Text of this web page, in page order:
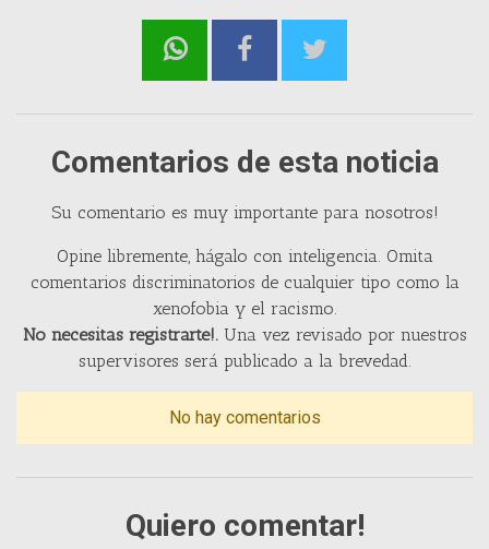
Comentarios de esta noticia
Su comentario es muy importante para nosotros!
Opine libremente, hágalo con inteligencia. Omita
comentarios discriminatorios de cualquier tipo como la
xenofobia y el racismo.
No necesitas registrarte!.Una vez revisado por nuestros
supervisores será publicado a la brevedad.
No hay comentarios
Quiero comentar!